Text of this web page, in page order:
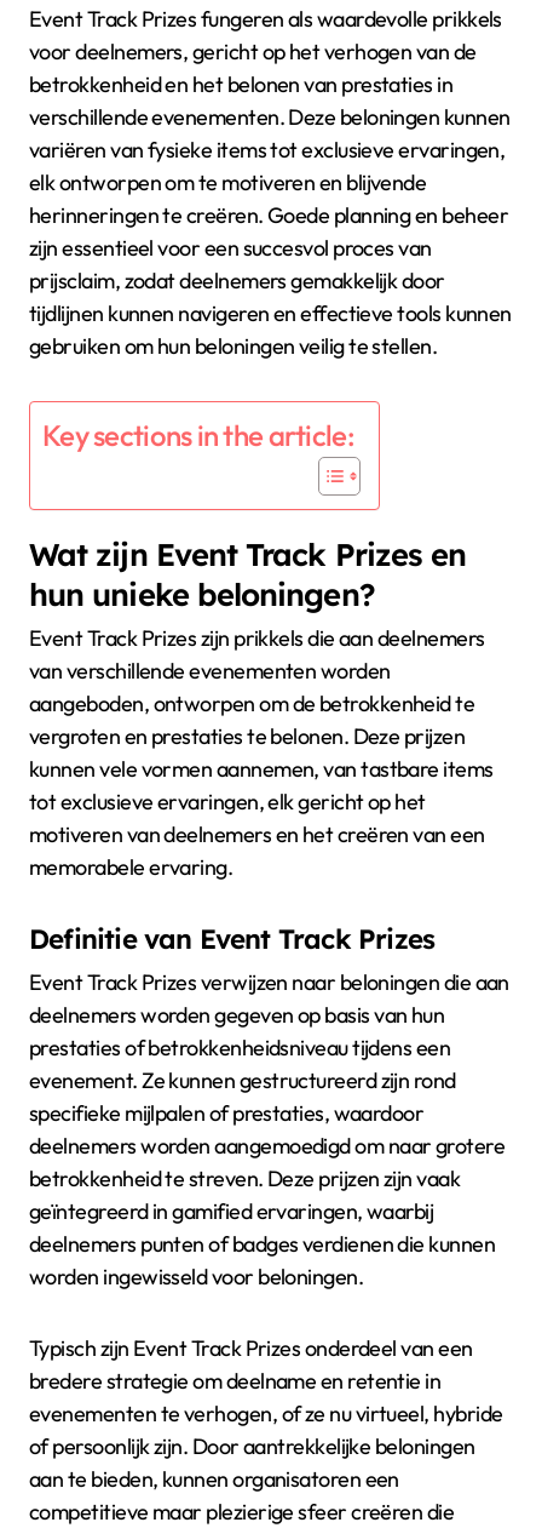
Event Track Prizes fungeren als waardevolle prikkels
voor deelnemers, gericht op het verhogen van de
betrokkenheid en het belonen van prestaties in
verschillende evenementen. Deze beloningen kunnen
variëren van fysieke items tot exclusieve ervaringen,
elk ontworpen om te motiveren en blijvende
herinneringen te creëren. Goede planning en beheer
zijn essentieel voor een succesvol proces van
prijsclaim, zodat deelnemers gemakkelijk door
tijdlijnen kunnen navigeren en effectieve tools kunnen
gebruiken om hun beloningen veilig te stellen.
Key sections in the article:
Wat zijn Event Track Prizes en
hun unieke beloningen?
Event Track Prizes zijn prikkels die aan deelnemers
van verschillende evenementen worden
aangeboden, ontworpen om de betrokkenheid te
vergroten en prestaties te belonen. Deze prijzen
kunnen vele vormen aannemen, van tastbare items
tot exclusieve ervaringen, elk gericht op het
motiveren van deelnemers en het creëren van een
memorabele ervaring.
Definitie van Event Track Prizes
Event Track Prizes verwijzen naar beloningen die aan
deelnemers worden gegeven op basis van hun
prestaties of betrokkenheidsniveau tijdens een
evenement. Ze kunnen gestructureerd zijn rond
specifieke mijlpalen of prestaties, waardoor
deelnemers worden aangemoedigd om naar grotere
betrokkenheid te streven. Deze prijzen zijn vaak
geïntegreerd in gamified ervaringen, waarbij
deelnemers punten of badges verdienen die kunnen
worden ingewisseld voor beloningen.
Typisch zijn Event Track Prizes onderdeel van een
bredere strategie om deelname en retentie in
evenementen te verhogen, of ze nu virtueel, hybride
of persoonlijk zijn. Door aantrekkelijke beloningen
aan te bieden, kunnen organisatoren een
competitieve maar plezierige sfeer creëren die